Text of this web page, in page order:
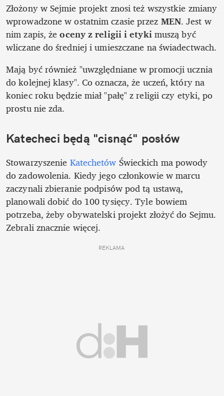
Złożony w Sejmie projekt znosi też wszystkie zmiany
wprowadzone w ostatnim czasie przez MEN. Jest w
nim zapis, że oceny z religii i etyki muszą być
Mają być również "uwzględniane w promocji ucznia
do kolejnej klasy". Co oznacza, że uczeń, który na
koniec roku będzie miał "pałę" z religii czy etyki, po
prostu nie zda.
Katecheci będą "cisnąć" posłów
Stowarzyszenie Katechetów Świeckich ma powody
do zadowolenia. Kiedy jego członkowie w marcu
zaczynali zbieranie podpisów pod tą ustawą,
planowali dobić do 100 tysięcy. Tyle bowiem
potrzeba, żeby obywatelski projekt złożyć do Sejmu.
Zebrali znacznie więcej.
REKLAMA